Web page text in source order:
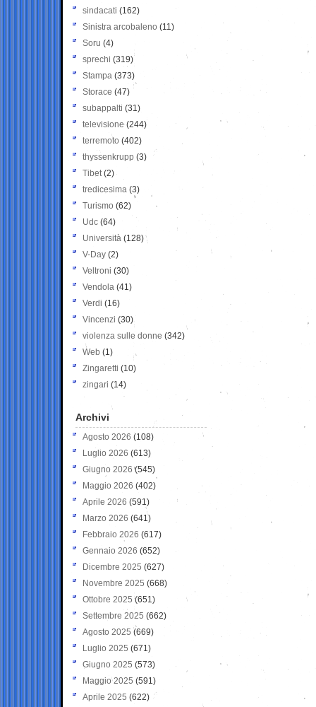
sindacati (162)
Sinistra arcobaleno (11)
Soru (4)
sprechi (319)
Stampa (373)
Storace (47)
subappalti (31)
televisione(244)
terremoto (402)
thyssenkrupp (3)
Tibet(2)
tredicesima (3)
Turismo (62)
Udc (64)
Università (128)
V-Day (2)
Veltroni (30)
Vendola (41)
Verdi (16)
Vincenzi (30)
violenza sulle donne (342)
Web (1)
Zingaretti (10)
zingari (14)
Archivi
Agosto 2026 (108)
Luglio 2026 (613)
Giugno 2026 (545)
Maggio 2026 (402)
Aprile 2026 (591)
Marzo 2026 (641)
Febbraio 2026 (617)
Gennaio 2026 (652)
Dicembre 2025 (627)
Novembre 2025 (668)
Ottobre 2025 (651)
Settembre 2025 (662)
Agosto 2025 (669)
Luglio 2025 (671)
Giugno 2025 (573)
Maggio 2025 (591)
Aprile 2025 (622)